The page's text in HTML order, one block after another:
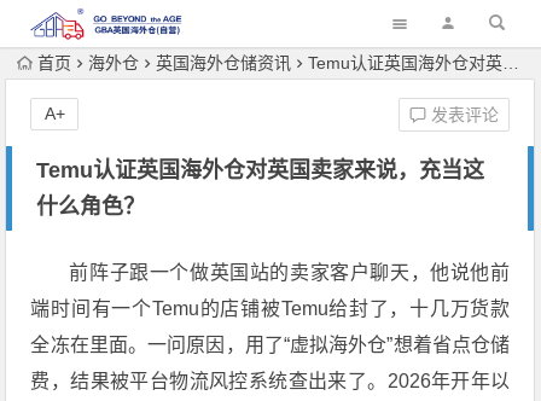
首页 海外仓 英国海外仓储资讯 Temu认证英国海外仓对英国卖家来说，充当这什么角色？
Temu认证英国海外仓对英国卖家来说，充当这
什么角色？
发表评论
A+
前阵子跟一个做英国站的卖家客户聊天，他说他前
端时间有一个Temu的店铺被Temu给封了，十几万货款
全冻在里面。一问原因，用了“虚拟海外仓”想着省点仓储
费，结果被平台物流风控系统查出来了。2026年开年以